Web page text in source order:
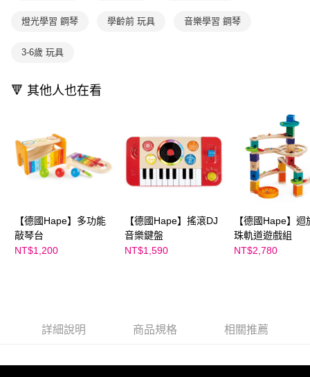
資料（包含姓名、電話或地址）提供予台灣大哥大進項蒐集、處理及利用，
3.完整用戶服務條款，請詳閱以下連結：
※ 交易是否成功請以「AFTEE先享後付 」之結帳頁面顯示為準，若有關於
易，需依本服務之必要範圍內提供個人資料，並將交易相關給付款項請求債
３．未成年的使用者請事先徵得法定代理人或監護人之同意方可使用
「AFTEE先享後付」，若未經同意申辦者引起之損失，本公司不負相關責
任。
４．使用「AFTEE先享後付」時，將依據個別帳號之用戶狀況，依本公司即
時審查核予不同之上限額度；若仍有額度不足之情形，本公司將視審查結果
５．嚴禁一人註冊多個帳號或使用他人資訊註冊。若發現惡意使用之情形，
恩沛科技股份有限公司將有權停止該用戶之使用額度並採取法律行動。
燈光學習 鋼琴 學齡前 玩具 音樂學習 鋼琴
3-6歲 玩具
🔻 其他人也在看
【德國Hape】多功能
敲琴台
NT$1,200
【德國Hape】搖滾DJ
音樂鍵盤
NT$1,590
【德國Hape】迴
珠軌道遊戲組
NT$2,780
詳細說明 商品規格 相關推薦